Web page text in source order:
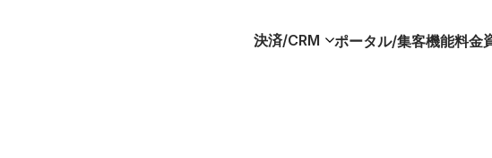
決済/CRM ポータル/集客機能料金